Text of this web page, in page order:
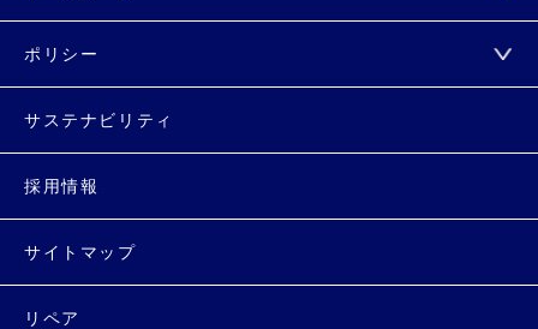
ポリシー
サステナビリティ
採用情報
サイトマップ
リペア